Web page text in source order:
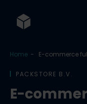
Home - E-commerce
PACKSTORE B.V.
E-